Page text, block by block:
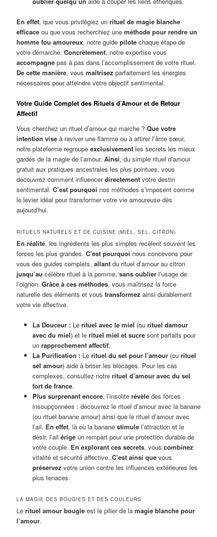
En effet, que vous privilégiez unrituel de magie blanche
efficace ou que vous recherchiez uneméthode pour rendre un
homme fou amoureux, notre guidepilote chaque étape de
votre démarche.Concrètement, notre expertise vous
accompagne pas à pas dans l’accomplissement de votre rituel.
De cette manière, vousmaîtrisez parfaitement les énergies
nécessaires pour atteindre votre objectif sentimental.
Votre Guide Complet des Rituels d’Amour et de Retour
Affectif
Vous cherchez un rituel d’amour qui marche ?Que votre
intention vise à raviver une flamme ou à attirer l’âme sœur,
notre plateforme regroupeexclusivement les secrets les mieux
gardés de la magie de l’amour.Ainsi, du simple rituel d’amour
gratuit aux pratiques ancestrales les plus pointues, vous
découvrez comment influencerdirectement votre destin
sentimental.C’est pourquoi nos méthodes s’imposent comme
le levier idéal pour transformer votre vie amoureuse dès
aujourd’hui.
RITUELS NATURELS ET DE CUISINE (MIEL, SEL, CITRON)
En réalité, les ingrédients les plus simples recèlent souvent les
forces les plus grandes.C’est pourquoi nous concevons pour
vous des guides complets,allant du rituel d’amour au citron
jusqu’au célèbre rituel à la pomme,sans oublier l’usage de
l’oignon.Grâce à ces méthodes, vous maîtrisez la force
naturelle des éléments et voustransformez ainsi durablement
votre vie affective.
La Douceur :Le rituel avec le miel (ou rituel damour
avec du miel) et le rituel miel et sucresont parfaits pour
un rapprochement affectif.
La Purification :Le rituel du sel pour l’amour(ou rituel
sel amour) aide à briser les blocages. Pour les cas
complexes, consultez notre rituel d’amour avec du sel
fort de france.
Plus surprenant encore, l’insolite révèledes forces
insoupçonnées : découvrez le rituel d’amour avec la banane
(ou rituel banane amour) ainsi que le rituel d’amour avec
l’ail. En effet, là où la banane stimulel’attraction et le
désir, l’ail érigeun rempart pour une protection durable de
votre couple. En explorant ces secrets, vous combinez
vitalité et sécurité affective. C’est ainsi quevous
préservez votre union contre les influences extérieures les
plus tenaces.
LA MAGIE DES BOUGIES ET DES COULEURS
Lerituel amour bougie est le pilier de lamagie blanche pour
l’amour.